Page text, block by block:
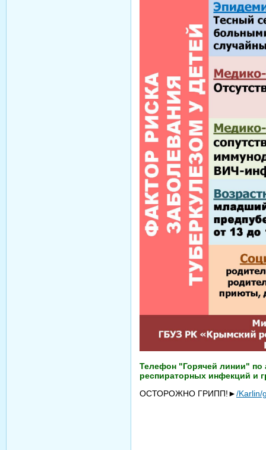
Телефон "Горячей линии" по
респираторных инфекций и
ОСТОРОЖНО ГРИПП!►/Karlin/